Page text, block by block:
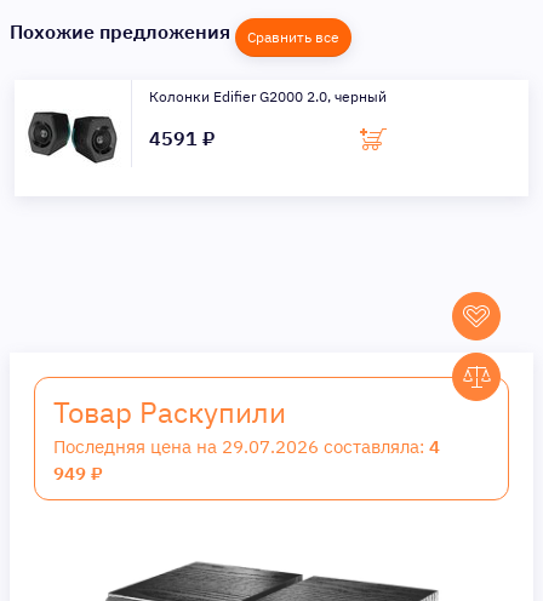
Похожие предложения Сравнить все
Колонки Edifier G2000 2.0, черный
4591 ₽
Товар Раскупили
Последняя цена на 29.07.2026 составляла: 4
949 ₽